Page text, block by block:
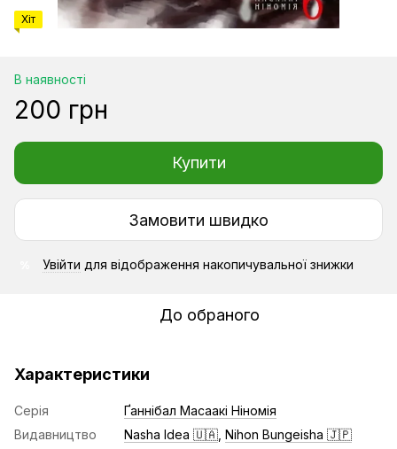
Хіт
В наявності
200 грн
Купити
Замовити швидко
Увійти для відображення накопичувальної знижки
До обраного
Характеристики
Серія
Ґаннібал Масаакі Ніномія
Видавництво
Nasha Idea 🇺🇦 Nihon Bungeisha 🇯🇵